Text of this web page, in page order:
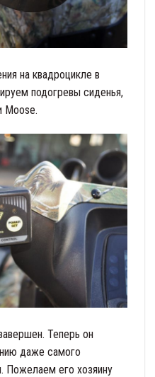
на квадроцикле в
подогревы сиденья,
Moose.
Теперь он
даже самого
Пожелаем его хозяину